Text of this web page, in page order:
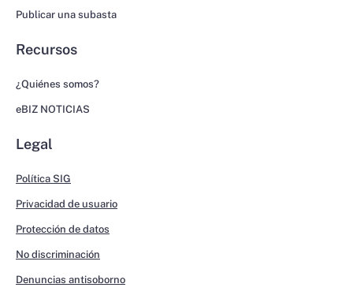
Publicar una subasta
Recursos
¿Quiénes somos?
eBIZ NOTICIAS
Legal
Política SIG
Privacidad de usuario
Protección de datos
No discriminación
Denuncias antisoborno